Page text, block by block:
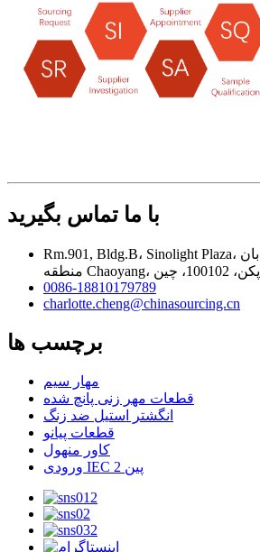
با ما تماس بگیرید
Rm.901, Bldg.B، Sinolight Plaza، شماره 4، خیابان Qiyang،
منطقه Chaoyang، پکن، 100102، چین
0086-18810179789
charlotte.cheng@chinasourcing.cn
برچسب ها
مهار سیم
قطعات مهر زنی پانچ شده
انگشتر استیل ضد زنگ
قطعات پیانو
کاور منهول
ورودی IEC 2 پین